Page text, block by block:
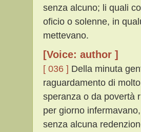
senza alcuno; li quali
oficio o solenne, in
mettevano.
[Voice: author ]
[ 036 ] Della minuta
raguardamento di
speranza o da povertà
per giorno
senza alcuna